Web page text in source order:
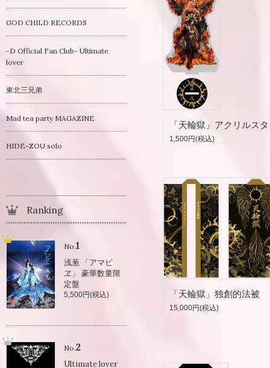
1,500円(税込)
「天輪獄」独創的法被
15,000円(税込)
GOD CHILD RECORDS
-D Official Fan Club- Ultimate
lover
東北三兄弟
Mad tea party MAGAZINE
HIDE-ZOU solo
Ranking
No.1
浅葱 「アマビ
ヱ」 豪華数量限
定盤
5,500円(税込)
No.2
Ultimate lover